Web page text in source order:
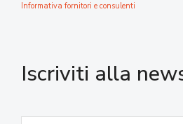
Informativa fornitori e consulenti
Iscriviti alla